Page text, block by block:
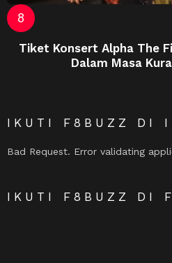
Tiket Konsert Alpha The
Dalam Masa
IKUTI F8BUZZ DI
Bad Request. Error validating
IKUTI F8BUZZ DI